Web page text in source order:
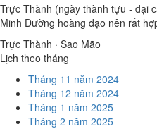
Trực Thành (ngày thành tựu - đại
Minh Đường hoàng đạo nên rất
Trực Thành · Sao Mão
Lịch theo tháng
Tháng 11 năm 2024
Tháng 12 năm 2024
Tháng 1 năm 2025
Tháng 2 năm 2025